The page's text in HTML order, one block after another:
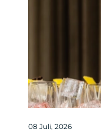
08 Juli, 2026